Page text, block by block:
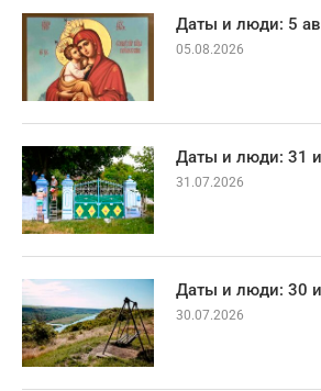
Даты и люди: 5
05.08.2026
Даты и люди: 31
31.07.2026
Даты и люди: 30
30.07.2026